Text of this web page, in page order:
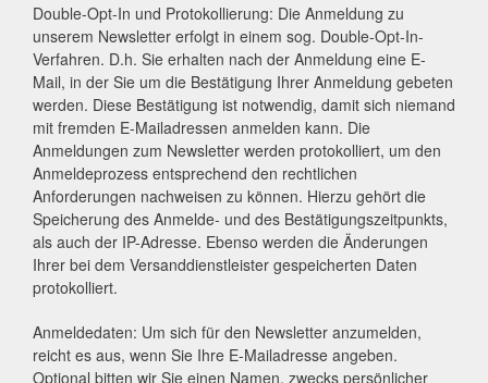
Double-Opt-In und Protokollierung: Die Anmeldung zu
unserem Newsletter erfolgt in einem sog. Double-Opt-In-
Verfahren. D.h. Sie erhalten nach der Anmeldung eine E-
Mail, in der Sie um die Bestätigung Ihrer Anmeldung gebeten
werden. Diese Bestätigung ist notwendig, damit sich niemand
mit fremden E-Mailadressen anmelden kann. Die
Anmeldungen zum Newsletter werden protokolliert, um den
Anmeldeprozess entsprechend den rechtlichen
Anforderungen nachweisen zu können. Hierzu gehört die
Speicherung des Anmelde- und des Bestätigungszeitpunkts,
als auch der IP-Adresse. Ebenso werden die Änderungen
Ihrer bei dem Versanddienstleister gespeicherten Daten
protokolliert.
Anmeldedaten: Um sich für den Newsletter anzumelden,
reicht es aus, wenn Sie Ihre E-Mailadresse angeben.
Optional bitten wir Sie einen Namen, zwecks persönlicher